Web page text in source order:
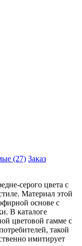
(27) Заказ
серого цвета с
Материал этой
основе с
В каталоге
цветовой гамме с
такой
имитирует